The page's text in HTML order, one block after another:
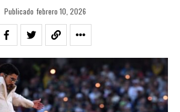
Publicado febrero 10, 2026